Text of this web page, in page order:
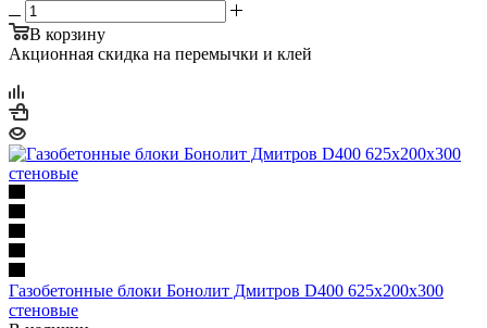
В корзину
Акционная скидка на перемычки и клей
Газобетонные блоки Бонолит Дмитров D400 625х200х300
стеновые